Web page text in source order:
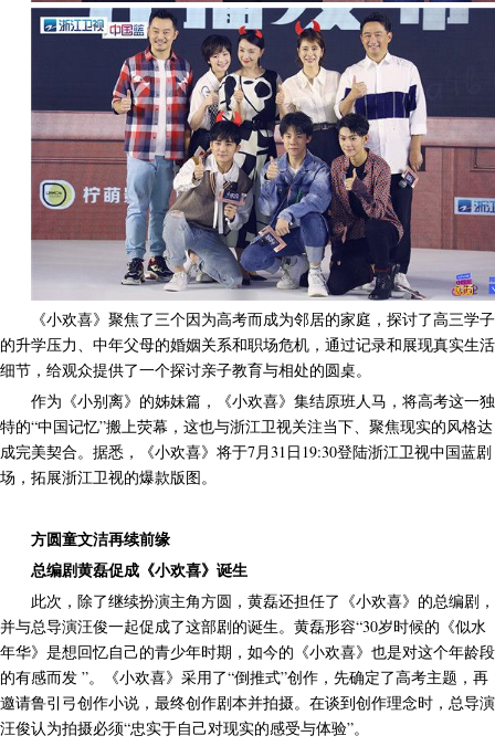
《小欢喜》聚焦了三个因为高考而成为邻居的家庭，探讨了高三学子
的升学压力、中年父母的婚姻关系和职场危机，通过记录和展现真实生活
细节，给观众提供了一个探讨亲子教育与相处的圆桌。
作为《小别离》的姊妹篇，《小欢喜》集结原班人马，将高考这一独
特的“中国记忆”搬上荧幕，这也与浙江卫视关注当下、聚焦现实的风格达
成完美契合。据悉，《小欢喜》将于7月31日19:30登陆浙江卫视中国蓝剧
场，拓展浙江卫视的爆款版图。
方圆童文洁再续前缘
总编剧黄磊促成《小欢喜》诞生
此次，除了继续扮演主角方圆，黄磊还担任了《小欢喜》的总编剧，
并与总导演汪俊一起促成了这部剧的诞生。黄磊形容“30岁时候的《似水
年华》是想回忆自己的青少年时期，如今的《小欢喜》也是对这个年龄段
的有感而发 ”。《小欢喜》采用了“倒推式”创作，先确定了高考主题，再
邀请鲁引弓创作小说，最终创作剧本并拍摄。在谈到创作理念时，总导演
汪俊认为拍摄必须“忠实于自己对现实的感受与体验”。